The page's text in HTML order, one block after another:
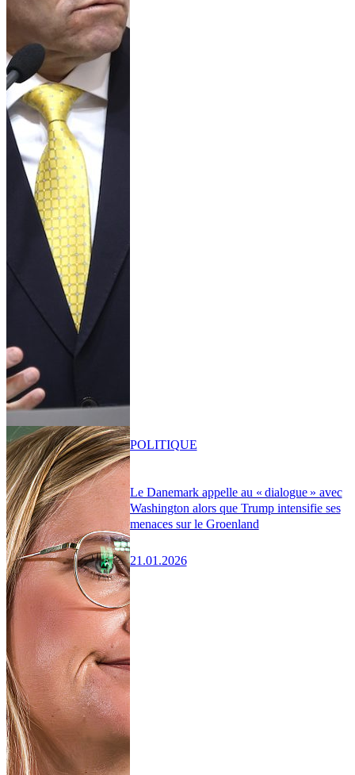
Le Danemark appelle au « dialogue » avec
Washington alors que Trump intensifie ses
menaces sur le Groenland
21.01.2026
POLITIQUE